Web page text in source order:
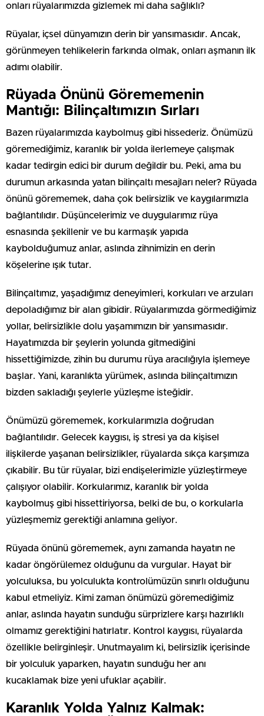
onları rüyalarımızda gizlemek mi daha sağlıklı?
Rüyalar, içsel dünyamızın derin bir yansımasıdır. Ancak,
görünmeyen tehlikelerin farkında olmak, onları aşmanın ilk
adımı olabilir.
Rüyada Önünü Görememenin
Mantığı: Bilinçaltımızın Sırları
Bazen rüyalarımızda kaybolmuş gibi hissederiz. Önümüzü
göremediğimiz, karanlık bir yolda ilerlemeye çalışmak
kadar tedirgin edici bir durum değildir bu. Peki, ama bu
durumun arkasında yatan bilinçaltı mesajları neler? Rüyada
önünü görememek, daha çok belirsizlik ve kaygılarımızla
bağlantılıdır. Düşüncelerimiz ve duygularımız rüya
esnasında şekillenir ve bu karmaşık yapıda
kaybolduğumuz anlar, aslında zihnimizin en derin
köşelerine ışık tutar.
Bilinçaltımız, yaşadığımız deneyimleri, korkuları ve arzuları
depoladığımız bir alan gibidir. Rüyalarımızda görmediğimiz
yollar, belirsizlikle dolu yaşamımızın bir yansımasıdır.
Hayatımızda bir şeylerin yolunda gitmediğini
hissettiğimizde, zihin bu durumu rüya aracılığıyla işlemeye
başlar. Yani, karanlıkta yürümek, aslında bilinçaltımızın
bizden sakladığı şeylerle yüzleşme isteğidir.
Önümüzü görememek, korkularımızla doğrudan
bağlantılıdır. Gelecek kaygısı, iş stresi ya da kişisel
ilişkilerde yaşanan belirsizlikler, rüyalarda sıkça karşımıza
çıkabilir. Bu tür rüyalar, bizi endişelerimizle yüzleştirmeye
çalışıyor olabilir. Korkularımız, karanlık bir yolda
kaybolmuş gibi hissettiriyorsa, belki de bu, o korkularla
yüzleşmemiz gerektiği anlamına geliyor.
Rüyada önünü görememek, aynı zamanda hayatın ne
kadar öngörülemez olduğunu da vurgular. Hayat bir
yolculuksa, bu yolculukta kontrolümüzün sınırlı olduğunu
kabul etmeliyiz. Kimi zaman önümüzü göremediğimiz
anlar, aslında hayatın sunduğu sürprizlere karşı hazırlıklı
olmamız gerektiğini hatırlatır. Kontrol kaygısı, rüyalarda
özellikle belirginleşir. Unutmayalım ki, belirsizlik içerisinde
bir yolculuk yaparken, hayatın sunduğu her anı
kucaklamak bize yeni ufuklar açabilir.
Karanlık Yolda Yalnız Kalmak: